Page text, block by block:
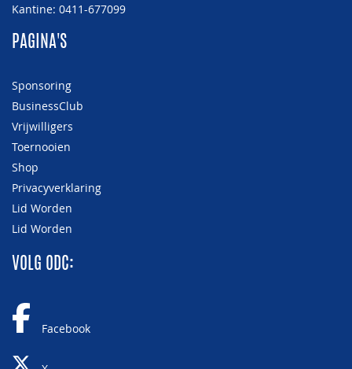
Kantine: 0411-677099
PAGINA'S
Sponsoring
BusinessClub
Vrijwilligers
Toernooien
Shop
Privacyverklaring
Lid Worden
Lid Worden
VOLG ODC:
Facebook